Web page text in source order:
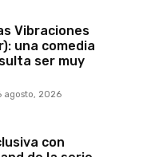
Vibraciones
una comedia
ser muy
agosto, 2026
con